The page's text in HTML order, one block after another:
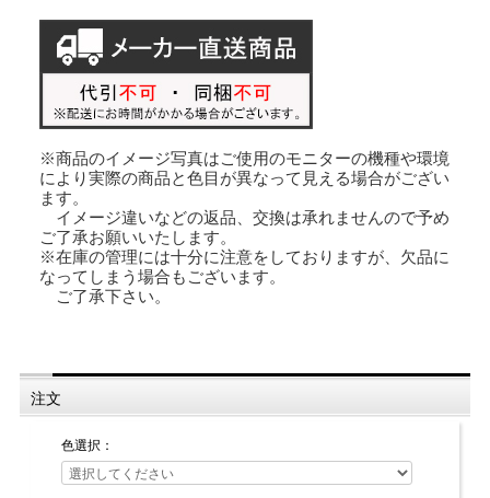
サイズ：横1.5cm×縦6.0cm
※商品のイメージ写真はご使用のモニターの機種や環境
により実際の商品と色目が異なって見える場合がござい
ます。
イメージ違いなどの返品、交換は承れませんので予め
ご了承お願いいたします。
※在庫の管理には十分に注意をしておりますが、欠品に
なってしまう場合もございます。
ご了承下さい。
注文
色選択：